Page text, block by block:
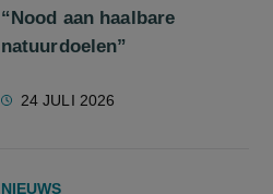
“Nood aan haalbare
natuurdoelen”
24 JULI 2026
NIEUWS